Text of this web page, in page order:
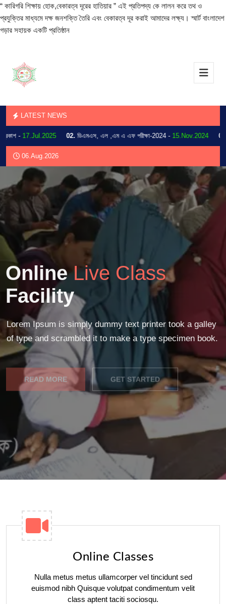
“ কারিগরি শিক্ষায় হোক,বেকারত্ব দূরের হাতিয়ার ” এই প্রতিপদ্য কে লালন করে তথ ও
প্রযুক্তির মাধ্যমে দক্ষ জনশক্তি তৈরি এবং বেকারত্ব দূর করাই আমাদের লক্ষ্য। স্মার্ট বাংলাদেশ
গড়ার সহায়ক একটি প্রতিষ্ঠান
LATEST NEWS
-17.Jul.2025 02. ডিএমএস, এল ,এম এ এফ পরীক্ষা-2024 -15.Nov.2024 03.
06.Aug.2026
OnlineLive Class
Facility
Lorem Ipsum is simply dummy text printer took a galley
of type and scrambled it to make a type specimen book.
READ MORE GET STARTED
Online Classes
Nulla metus metus ullamcorper vel tincidunt sed
euismod nibh Quisque volutpat condimentum velit
class aptent taciti sociosqu.